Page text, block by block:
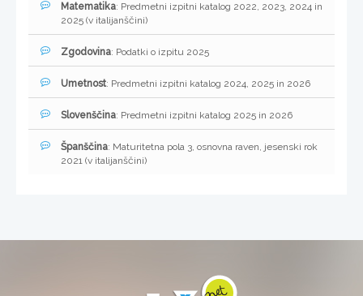
Matematika: Predmetni izpitni katalog 2022, 2023, 2024 in
2025 (v italijanščini)
Zgodovina: Podatki o izpitu 2025
Umetnost: Predmetni izpitni katalog 2024, 2025 in 2026
Slovenščina: Predmetni izpitni katalog 2025 in 2026
Španščina: Maturitetna pola 3, osnovna raven, jesenski rok
2021 (v italijanščini)